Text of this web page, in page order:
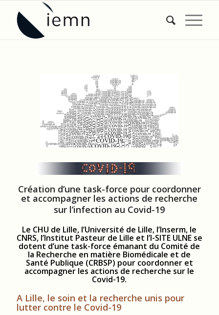
Création d’une task-force pour coordonner
et accompagner les actions de recherche
sur l’infection au Covid-19
Le CHU de Lille, l’Université de Lille, l’Inserm, le
CNRS, l’Institut Pasteur de Lille et l’I-SITE ULNE se
dotent d’une task-force émanant du Comité de
la Recherche en matière Biomédicale et de
Santé Publique (CRBSP) pour coordonner et
accompagner les actions de recherche sur le
Covid-19.
A Lille, le soin et la recherche unis pour
lutter contre le Covid-19